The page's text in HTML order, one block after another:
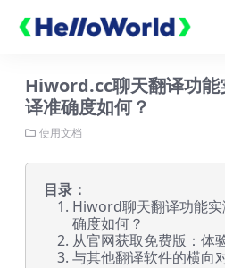
Hiword.cc聊天翻译功能
译准确度如何？
使用文档
目录：
Hiword聊天翻译功能
确度如何？
从官网获取免费版：体
与其他翻译软件的横向